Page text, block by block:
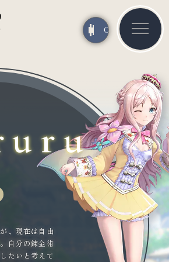
ON OFF
、現在は自由
自分の錬金術
たいと考えて